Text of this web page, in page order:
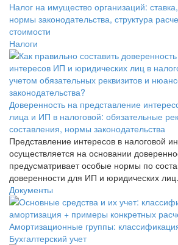
Налог на имущество организаций:
нормы законодательства, структура
стоимости
Налоги
Доверенность на представление
лица и ИП в налоговой: обязательные
составления, нормы законодательства
Представление интересов в налоговой
осуществляется на основании
предусматривает особые нормы по
доверенности для ИП и юридических лиц.
Документы
Амортизационные группы:
Бухгалтерский учет